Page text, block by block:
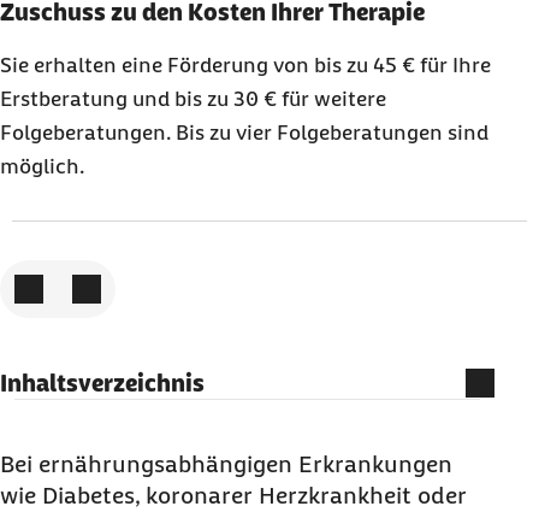
Zuschuss zu den Kosten Ihrer Therapie
Sie erhalten eine Förderung von bis zu 45 € für Ihre
Erstberatung und bis zu 30 € für weitere
Folgeberatungen. Bis zu vier Folgeberatungen sind
möglich.
Inhaltsverzeichnis
Wie läuft eine Ernährungsberatung ab?
Bezahlt die Krankenkasse eine
Bei ernährungsabhängigen Erkrankungen
wie Diabetes, koronarer Herzkrankheit oder